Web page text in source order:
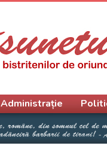
Administrație